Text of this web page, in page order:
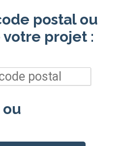
postal ou
projet :
ou